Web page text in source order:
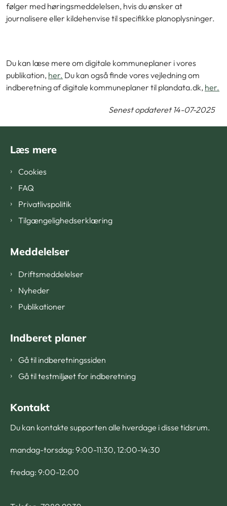
følger med høringsmeddelelsen, hvis du ønsker at
journalisere eller kildehenvise til specifikke planoplysninger.
Du kan læse mere om digitale kommuneplaner i vores
publikation, her. Du kan også finde vores vejledning om
indberetning af digitale kommuneplaner til plandata.dk, her.
Senest opdateret 14-07-2025
Læs mere
Cookies
FAQ
Privatlivspolitik
Tilgængelighedserklæring
Meddelelser
Driftsmeddelelser
Nyheder
Publikationer
Indberet planer
Gå til indberetningssiden
Gå til testmiljøet for indberetning
Kontakt
Du kan kontakte supporten alle hverdage i disse tidsrum.
mandag-torsdag: 9:00-11:30, 12:00-14:30
fredag: 9:00-12:00